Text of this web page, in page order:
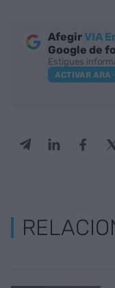
AfegirVIA
Google de
Estigues
ACTIVAR ARA